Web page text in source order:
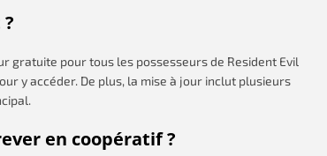
gratuite pour tous les possesseurs de Resident Evil
y accéder. De plus, la mise à jour inclut plusieurs
en coopératif ?